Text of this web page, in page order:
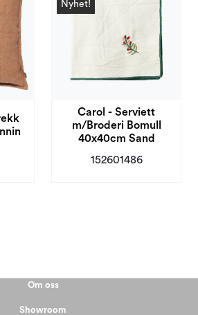
Nyhet!
Carol - Serviett
m/Broderi Bomull
40x40cm Sand
152601486
Om oss
Showroom